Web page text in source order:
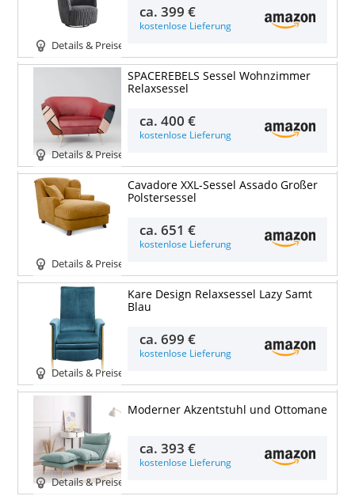
Details & Preise
ca.399 €
kostenlose Lieferung
Details & Preise
SPACEREBELS Sessel Wohnzimmer
Relaxsessel
ca.400 €
kostenlose Lieferung
Details & Preise
Cavadore XXL-Sessel Assado Großer
Polstersessel
ca.651 €
kostenlose Lieferung
Details & Preise
Kare Design Relaxsessel Lazy Samt
Blau
ca.699 €
kostenlose Lieferung
Details & Preise
Moderner Akzentstuhl und Ottomane
ca.393 €
kostenlose Lieferung